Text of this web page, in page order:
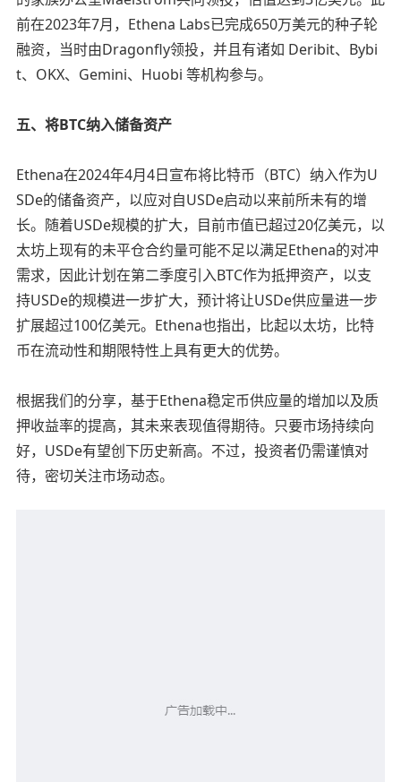
前在2023年7月，Ethena Labs已完成650万美元的种子轮
融资，当时由Dragonfly领投，并且有诸如 Deribit、Bybi
t、OKX、Gemini、Huobi 等机构参与。
五、将BTC纳入储备资产
Ethena在2024年4月4日宣布将比特币（BTC）纳入作为U
SDe的储备资产，以应对自USDe启动以来前所未有的增
长。随着USDe规模的扩大，目前市值已超过20亿美元，以
太坊上现有的未平仓合约量可能不足以满足Ethena的对冲
需求，因此计划在第二季度引入BTC作为抵押资产，以支
持USDe的规模进一步扩大，预计将让USDe供应量进一步
扩展超过100亿美元。Ethena也指出，比起以太坊，比特
币在流动性和期限特性上具有更大的优势。
根据我们的分享，基于Ethena稳定币供应量的增加以及质
押收益率的提高，其未来表现值得期待。只要市场持续向
好，USDe有望创下历史新高。不过，投资者仍需谨慎对
待，密切关注市场动态。